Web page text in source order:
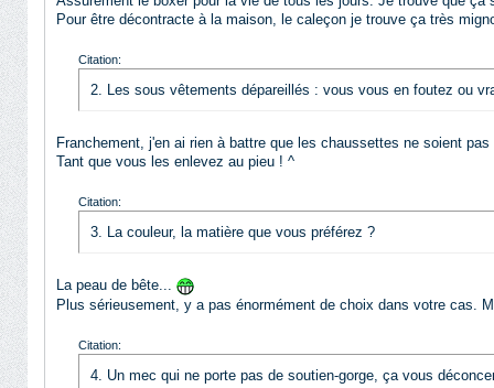
Pour être décontracte à la maison, le caleçon je trouve ça très
Citation:
2. Les sous vêtements dépareillés : vous vous en foutez ou
Franchement, j'en ai rien à battre que les chaussettes ne soient
Tant que vous les enlevez au pieu ! ^
Citation:
3. La couleur, la matière que vous préférez ?
La peau de bête...
Plus sérieusement, y a pas énormément de choix dans votre cas.
Citation:
4. Un mec qui ne porte pas de soutien-gorge, ça vous